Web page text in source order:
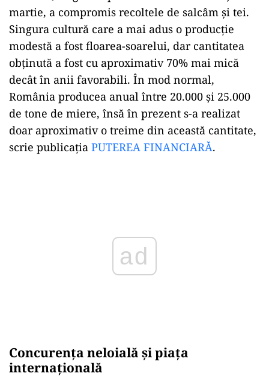
martie, a compromis recoltele de salcâm și tei.
Singura cultură care a mai adus o producție
modestă a fost floarea-soarelui, dar cantitatea
obținută a fost cu aproximativ 70% mai mică
decât în anii favorabili. În mod normal,
România producea anual între 20.000 și 25.000
de tone de miere, însă în prezent s-a realizat
doar aproximativ o treime din această cantitate,
scrie publicația PUTEREA FINANCIARĂ.
ad
Concurența neloială și piața
internațională